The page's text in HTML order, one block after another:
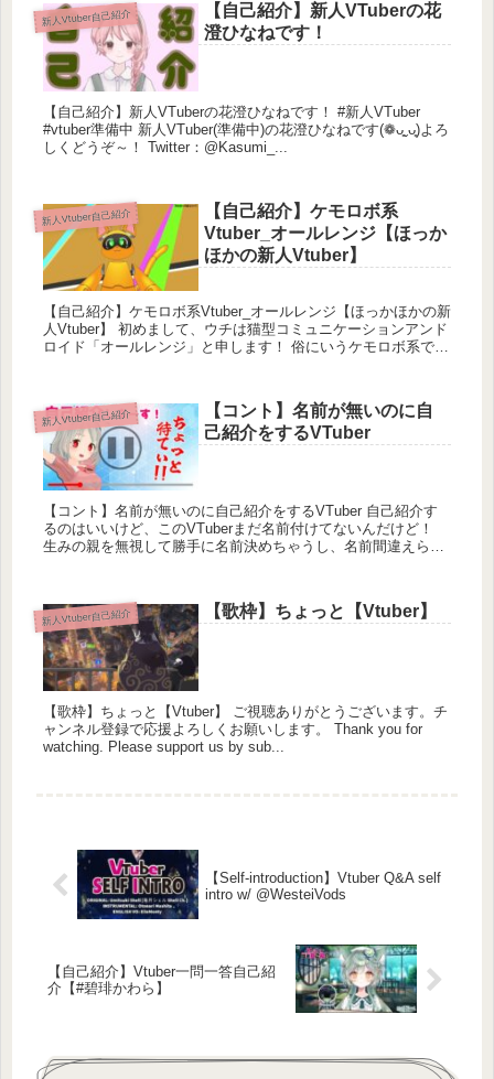
新人Vtuber自己紹介
【自己紹介】新人VTuberの花
澄ひなねです！
【自己紹介】新人VTuberの花澄ひなねです！ #新人VTuber
#vtuber準備中 新人VTuber(準備中)の花澄ひなねです(❁ᴗ͈ˬᴗ͈)よろ
しくどうぞ～！ Twitter：@Kasumi_...
新人Vtuber自己紹介
【自己紹介】ケモロボ系
Vtuber_オールレンジ【ほっか
ほかの新人Vtuber】
【自己紹介】ケモロボ系Vtuber_オールレンジ【ほっかほかの新
人Vtuber】 初めまして、ウチは猫型コミュニケーションアンド
ロイド「オールレンジ」と申します！ 俗にいうケモロボ系で御
新人Vtuber自己紹介
【コント】名前が無いのに自
己紹介をするVTuber
【コント】名前が無いのに自己紹介をするVTuber 自己紹介す
るのはいいけど、このVTuberまだ名前付けてないんだけど！
生みの親を無視して勝手に名前決めちゃうし、名前間違えられ
新人Vtuber自己紹介 【歌枠】ちょっと【Vtuber】
【歌枠】ちょっと【Vtuber】 ご視聴ありがとうございます。チ
ャンネル登録で応援よろしくお願いします。 Thank you for
watching. Please support us by sub...
【Self-introduction】Vtuber Q&A self
intro w/ @WesteiVods
【自己紹介】Vtuber一問一答自己紹
介【#碧琲かわら】